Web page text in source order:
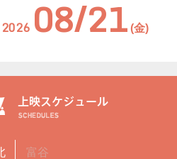
2026 08/21 (金)
富谷